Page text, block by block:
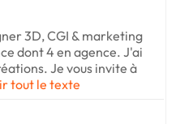
3D, CGI & marketing
dont 4 en agence. J'ai
Je vous invite à
tout le texte